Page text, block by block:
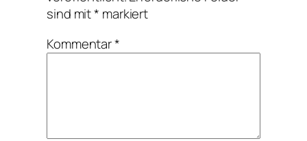
sind mit* markiert
Kommentar*